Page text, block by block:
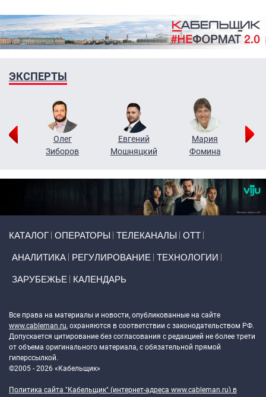
ЭКСПЕРТЫ
Олег
Зиборов
Евгений
Мошняцкий
Мария
Фомина
КАТАЛОГ ОПЕРАТОРЫ ТЕЛЕКАНАЛЫ ОТТ
АНАЛИТИКА РЕГУЛИРОВАНИЕ ТЕХНОЛОГИИ
ЗАРУБЕЖЬЕ КАЛЕНДАРЬ
Все права на материалы и новости, опубликованные на сайте
www.cableman.ru, охраняются в соответствии с законодательством РФ.
Допускается цитирование без согласования с редакцией не более трети
от объема оригинального материала, с обязательной прямой
гиперссылкой.
©2005 - 2026 «Кабельщик»
Политика сайта "Кабельщик" (интернет-адреса www.cableman.ru) в